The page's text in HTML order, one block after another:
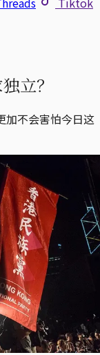
立？
加不会害怕今日这